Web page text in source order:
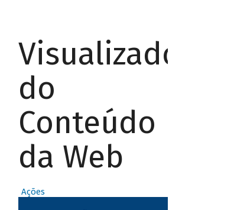
Visualizador
do
Conteúdo
da Web
Ações